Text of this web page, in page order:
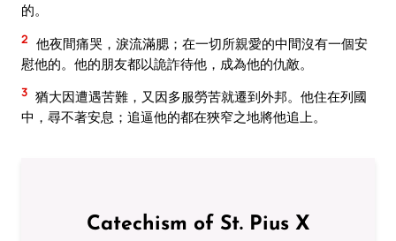
的。
2 他夜間痛哭，淚流滿腮；在一切所親愛的中間沒有一個安
慰他的。他的朋友都以詭詐待他，成為他的仇敵。
3 猶大因遭遇苦難，又因多服勞苦就遷到外邦。他住在列國
中，尋不著安息；追逼他的都在狹窄之地將他追上。
Catechism of St. Pius X